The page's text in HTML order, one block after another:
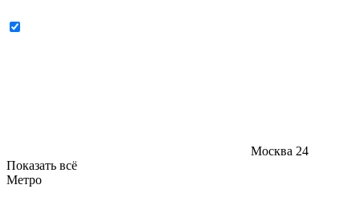
Москва 24
Показать всё
Метро